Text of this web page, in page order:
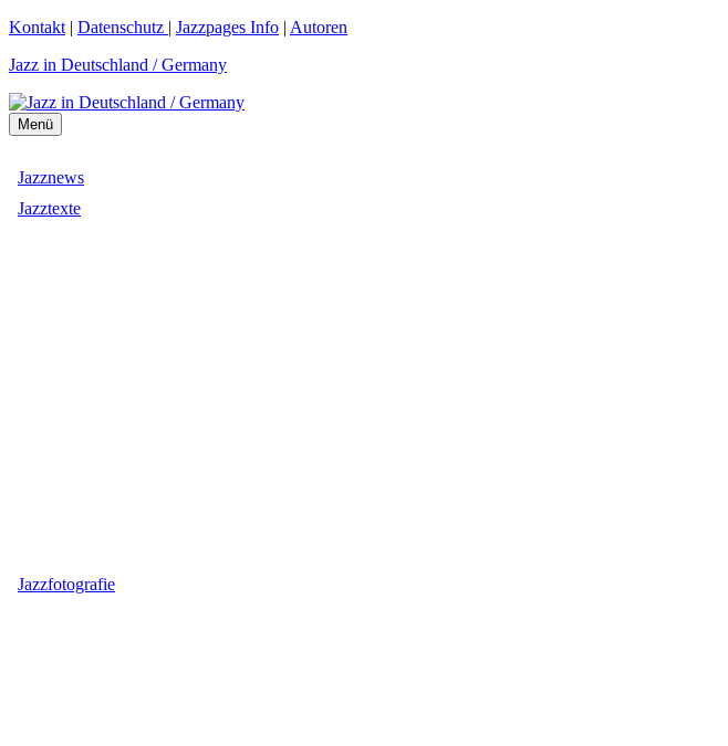
Zum
springen
Kontakt | Datenschutz | Jazzpages Info | Autoren
Jazz in Deutschland / Germany
Menü
Jazznews
Jazztexte
Jazzfotografie